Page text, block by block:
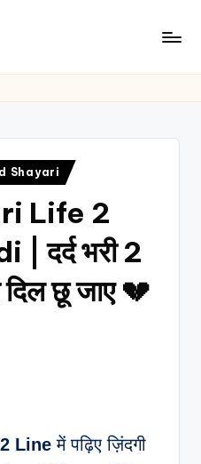
Shayari
Life 2
दर्द भरी 2
दिल छू जाए 💔
Line में पढ़िए ज़िंदगी